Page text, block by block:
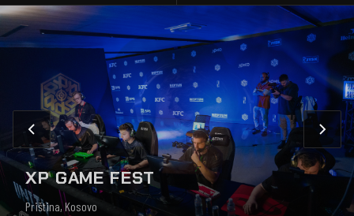
XP GAME FEST
Priština, Kosovo